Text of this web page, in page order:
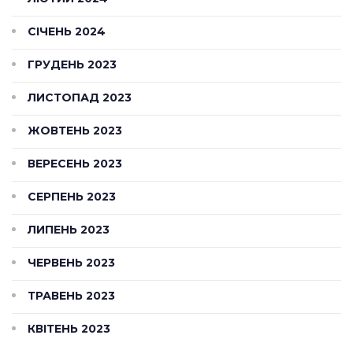
СІЧЕНЬ 2024
ГРУДЕНЬ 2023
ЛИСТОПАД 2023
ЖОВТЕНЬ 2023
ВЕРЕСЕНЬ 2023
СЕРПЕНЬ 2023
ЛИПЕНЬ 2023
ЧЕРВЕНЬ 2023
ТРАВЕНЬ 2023
КВІТЕНЬ 2023